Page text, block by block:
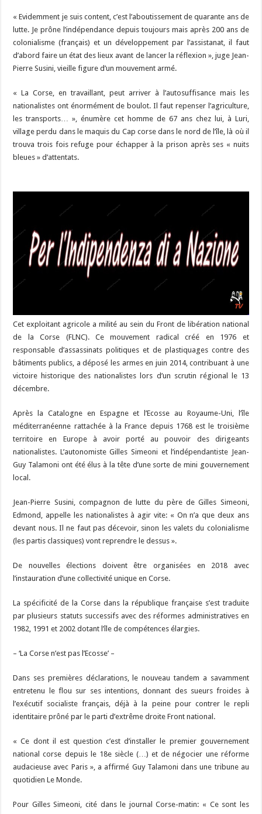
« Evidemment je suis content, c’est l’aboutissement de quarante ans de
lutte. Je prône l’indépendance depuis toujours mais après 200 ans de
colonialisme (français) et un développement par l’assistanat, il faut
d’abord faire un état des lieux avant de lancer la réflexion », juge Jean-
Pierre Susini, vieille figure d’un mouvement armé.
« La Corse, en travaillant, peut arriver à l’autosuffisance mais les
nationalistes ont énormément de boulot. Il faut repenser l’agriculture,
les transports… », énumère cet homme de 67 ans chez lui, à Luri,
village perdu dans le maquis du Cap corse dans le nord de l’île, là où il
trouva trois fois refuge pour échapper à la prison après ses « nuits
bleues » d’attentats.
Cet exploitant agricole a milité au sein du Front de libération national
de la Corse (FLNC). Ce mouvement radical créé en 1976 et
responsable d’assassinats politiques et de plastiquages contre des
bâtiments publics, a déposé les armes en juin 2014, contribuant à une
victoire historique des nationalistes lors d’un scrutin régional le 13
décembre.
Après la Catalogne en Espagne et l’Ecosse au Royaume-Uni, l’île
méditerranéenne rattachée à la France depuis 1768 est le troisième
territoire en Europe à avoir porté au pouvoir des dirigeants
nationalistes. L’autonomiste Gilles Simeoni et l’indépendantiste Jean-
Guy Talamoni ont été élus à la tête d’une sorte de mini gouvernement
local.
Jean-Pierre Susini, compagnon de lutte du père de Gilles Simeoni,
Edmond, appelle les nationalistes à agir vite: « On n’a que deux ans
devant nous. Il ne faut pas décevoir, sinon les valets du colonialisme
(les partis classiques) vont reprendre le dessus ».
De nouvelles élections doivent être organisées en 2018 avec
l’instauration d’une collectivité unique en Corse.
La spécificité de la Corse dans la république française s’est traduite
par plusieurs statuts successifs avec des réformes administratives en
1982, 1991 et 2002 dotant l’île de compétences élargies.
– ‘La Corse n’est pas l’Ecosse’ –
Dans ses premières déclarations, le nouveau tandem a savamment
entretenu le flou sur ses intentions, donnant des sueurs froides à
l’exécutif socialiste français, déjà à la peine pour contrer le repli
identitaire prôné par le parti d’extrême droite Front national.
« Ce dont il est question c’est d’installer le premier gouvernement
national corse depuis le 18e siècle (…) et de négocier une réforme
audacieuse avec Paris », a affirmé Guy Talamoni dans une tribune au
quotidien Le Monde.
Pour Gilles Simeoni, cité dans le journal Corse-matin: « Ce sont les